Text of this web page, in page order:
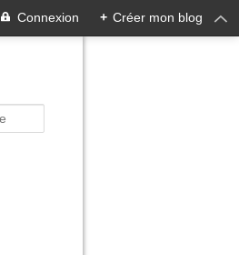
Connexion + Créer mon blog